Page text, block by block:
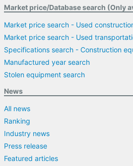
Market price/Database search (Only
Market price search - Used
Market price search - Used
Specifications search - Construction
Manufactured year search
Stolen equipment search
News
All news
Ranking
Industry news
Press release
Featured articles